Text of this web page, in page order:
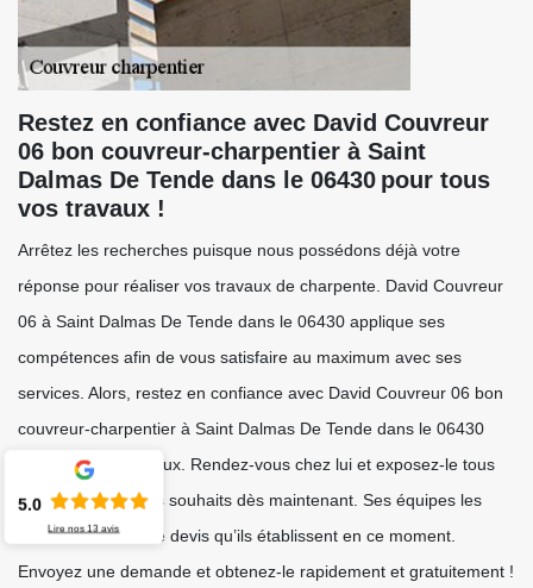
Restez en confiance avec David Couvreur
06 bon couvreur-charpentier à Saint
Dalmas De Tende dans le 06430 pour tous
vos travaux !
Arrêtez les recherches puisque nous possédons déjà votre
réponse pour réaliser vos travaux de charpente. David Couvreur
06 à Saint Dalmas De Tende dans le 06430 applique ses
compétences afin de vous satisfaire au maximum avec ses
services. Alors, restez en confiance avec David Couvreur 06 bon
couvreur-charpentier à Saint Dalmas De Tende dans le 06430
pour tous vos travaux. Rendez-vous chez lui et exposez-le tous
vos demandes, vos souhaits dès maintenant. Ses équipes les
mettront dans votre devis qu’ils établissent en ce moment.
Envoyez une demande et obtenez-le rapidement et gratuitement !
5.0
Lire nos13 avis